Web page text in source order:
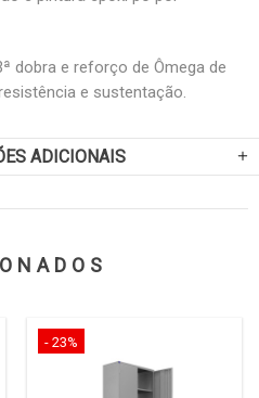
dobra e reforço de Ômega de
e sustentação.
ADICIONAIS
- 23%